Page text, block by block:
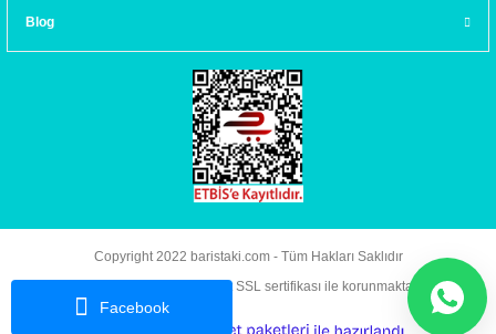
Facebook
Blog
Copyright 2022 baristaki.com - Tüm Hakları Saklıdır
Kredi kartı bilgileriniz 256bit SSL sertifikası ile korunmaktadır.
e- ile